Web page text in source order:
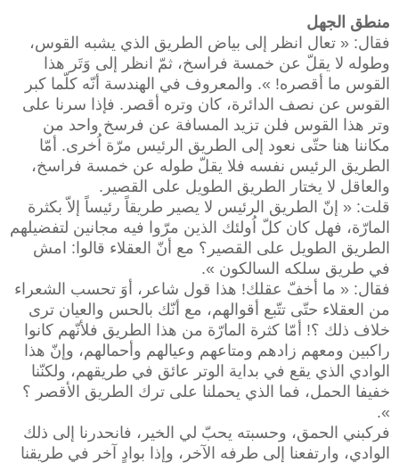
منطق الجهل
فقال: « تعال انظر إلى بياض الطريق الذي يشبه القوس،
وطوله لا يقلّ عن خمسة فراسخ، ثمّ انظر إلى وَتَر هذا
القوس ما أقصره! ». والمعروف في الهندسة أنّه كلّما كبر
القوس عن نصف الدائرة، كان وتره أقصر. فإذا سرنا على
وتر هذا القوس فلن تزيد المسافة عن فرسخ واحد من
مكاننا هنا حتّى نعود إلى الطريق الرئيس مرّة اُخرى. أمّا
الطريق الرئيس نفسه فلا يقلّ طوله عن خمسة فراسخ،
والعاقل لا يختار الطريق الطويل على القصير.
قلت: « إنّ الطريق الرئيس لا يصير طريقاً رئيساً إلاّ بكثرة
المارّة، فهل كان كلّ اُولئك الذين مرّوا فيه مجانين لتفضيلهم
الطريق الطويل على القصير؟ مع أنّ العقلاء قالوا: امش
في طريق سلكه السالكون ».
فقال: « ما أخفّ عقلك! هذا قول شاعر، أوَ تحسب الشعراء
من العقلاء حتّى تتّبع أقوالهم، مع أنّك بالحس والعيان ترى
خلاف ذلك ؟! أمّا كثرة المارّة من هذا الطريق فلأنّهم كانوا
راكبين ومعهم زادهم ومتاعهم وعيالهم وأحمالهم، وإنّ هذا
الوادي الذي يقع في بداية الوتر عائق في طريقهم، ولكنّنا
خفيفا الحمل، فما الذي يحملنا على ترك الطريق الأقصر ؟
».
فركبني الحمق، وحسبته يحبّ لي الخير، فانحدرنا إلى ذلك
الوادي، وارتفعنا إلى طرفه الآخر، وإذا بوادٍ آخر في طريقنا